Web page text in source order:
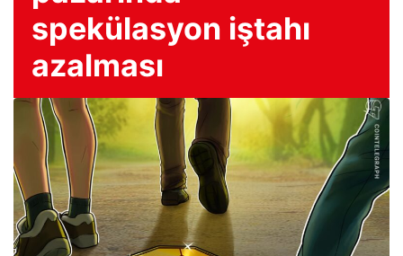
spekülasyon iştahı
azalması